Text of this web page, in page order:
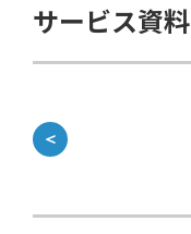
サービス資料
＜